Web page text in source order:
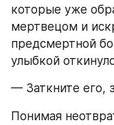
которые уже
мертвецом и
предсмертной
улыбкой
— Заткните его,
Понимая